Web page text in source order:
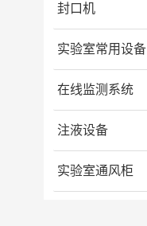
封口机
实验室常用设备
在线监测系统
注液设备
实验室通风柜